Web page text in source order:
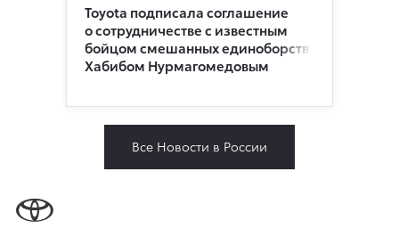
Toyota подписала соглашение
о сотрудничестве с известным
бойцом смешанных единоборств
Хабибом Нурмагомедовым
Все Новости в России